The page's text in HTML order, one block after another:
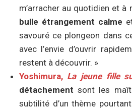
m’arracher au quotidien et à
bulle étrangement calme
savouré ce plongeon dans
avec l’envie d’ouvrir
restent à découvrir. »
Yoshimura, La jeune fille
détachement sont les
subtilité d’un thème